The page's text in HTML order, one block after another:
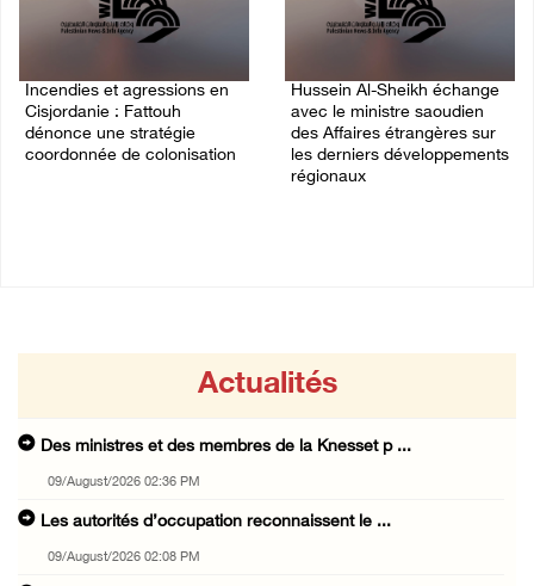
Incendies et agressions en
Cisjordanie : Fattouh
dénonce une stratégie
coordonnée de colonisation
Hussein Al-Sheikh échange
avec le ministre saoudien
des Affaires étrangères sur
les derniers développements
régionaux
Actualités
Des ministres et des membres de la Knesset p ...
09/August/2026 02:36 PM
Les autorités d’occupation reconnaissent le ...
09/August/2026 02:08 PM